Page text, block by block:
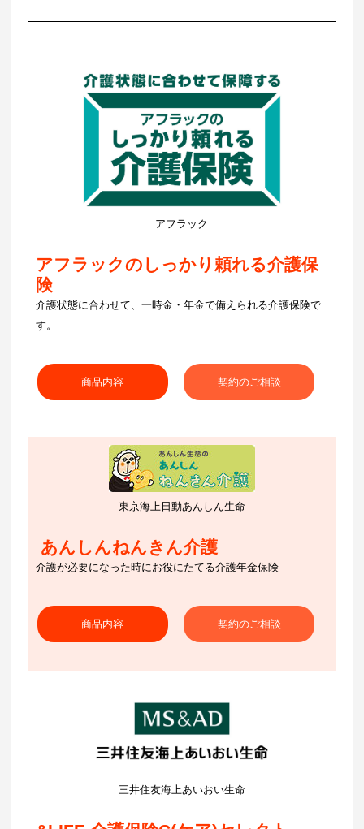
アフラック
アフラックのしっかり頼れる介護保
険
介護状態に合わせて、一時金・年金で備えられる介護保険で
す。
商品内容 契約のご相談
東京海上日動あんしん生命
あんしんねんきん介護
介護が必要になった時にお役にたてる介護年金保険
商品内容 契約のご相談
三井住友海上あいおい生命